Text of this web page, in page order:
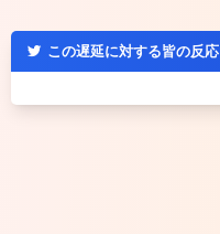
この遅延に対する皆の反応